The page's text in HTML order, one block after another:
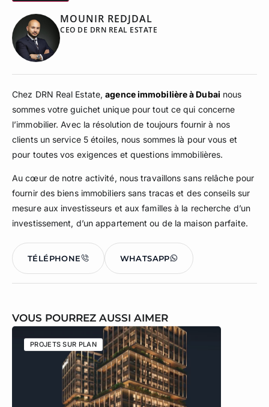
MOUNIR REDJDAL
CEO DE DRN REAL ESTATE
Chez DRN Real Estate,agence immobilière à Dubai nous
sommes votre guichet unique pour tout ce qui concerne
l’immobilier. Avec la résolution de toujours fournir à nos
clients un service 5 étoiles, nous sommes là pour vous et
pour toutes vos exigences et questions immobilières.
Au cœur de notre activité, nous travaillons sans relâche pour
fournir des biens immobiliers sans tracas et des conseils sur
mesure aux investisseurs et aux familles à la recherche d’un
investissement, d’un appartement ou de la maison parfaite.
TÉLÉPHONE WHATSAPP
VOUS POURREZ AUSSI AIMER
PROJETS SUR PLAN